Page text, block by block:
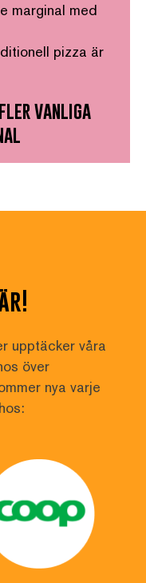
marginal med
pizza är
vanliga
upptäcker våra
över
nya varje